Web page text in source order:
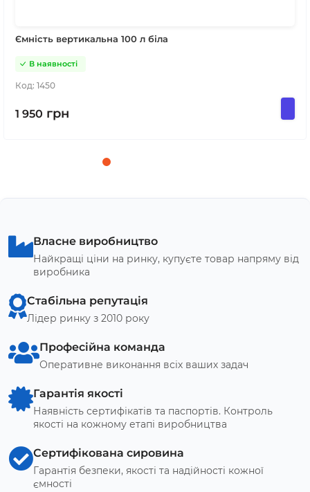
Ємність вертикальна 100 л біла
Код: 1450
В наявності
1 950 грн
Власне виробництво
Найкращі ціни на ринку, купуєте товар напряму від
виробника
Стабільна репутація
Лідер ринку з 2010 року
Професійна команда
Оперативне виконання всіх ваших задач
Гарантія якості
Наявність сертифікатів та паспортів. Контроль
якості на кожному етапі виробництва
Сертифікована сировина
Гарантія безпеки, якості та надійності кожної
ємності